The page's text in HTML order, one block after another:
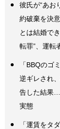
彼氏が“あお
約破棄を決
とは結婚で
転罪”、運転
「BBQのゴ
逆ギレされ
告した結果…
実態
「運賃をタ